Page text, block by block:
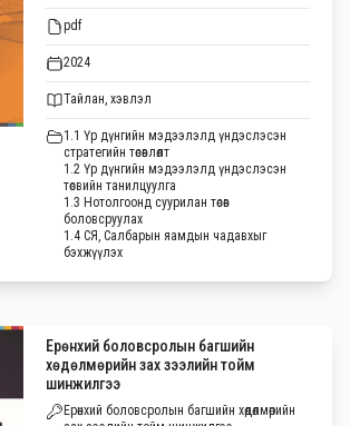
pdf
2024
Тайлан, хэвлэл
1.1 Үр дүнгийн мэдээлэлд үндэслэсэн
стратегийн төсөвлөлт
1.2 Үр дүнгийн мэдээлэлд үндэслэсэн
төсвийн танилцуулга
1.3 Нотолгоонд суурилан төсөв
боловсруулах
1.4 СЯ, Салбарын яамдын чадавхыг
бэхжүүлэх
Ерөнхий боловсролын багшийн
хөдөлмөрийн зах зээлийн тойм
шинжилгээ
Ерөнхий боловсролын багшийн хөдөлмөрийн